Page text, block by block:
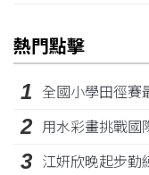
熱門點擊
1 全國小學田徑
2 用水彩畫挑戰
3 江姸欣晚起步